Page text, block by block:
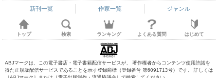
新刊一覧 作家一覧 ジャンル
トップ 検索 ランキング よくある質問 はじめて
ABJマークは、この電子書店・電子書籍配信サービスが、 著作権者からコンテンツ使用許諾を
得た正規版配信サービスであることを示す登録商標（登録番号 第6091713号）です。 詳しくは